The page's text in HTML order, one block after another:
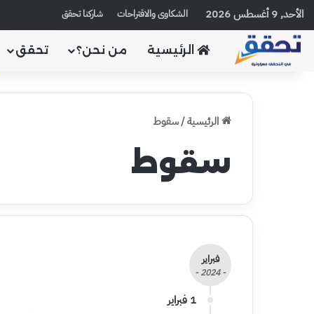
الأحد, 9 أغسطس 2026 الشكاوى والاقتراحات شاركنا تحقق
الرئيسية من نحن؟ تحقق
الرئيسية/سقوط
سقوط
فبراير
- 2024 -
1 فبراير